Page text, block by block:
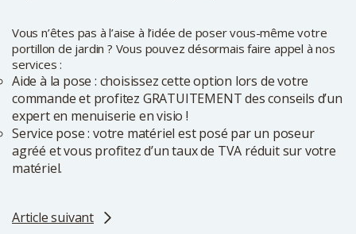
Vous n’êtes pas à l’aise à l’idée de poser vous-même votre
portillon de jardin ? Vous pouvez désormais faire appel à nos
services :
Aide à la pose : choisissez cette option lors de votre
commande et profitez GRATUITEMENT des conseils d’un
expert en menuiserie en visio !
Service pose : votre matériel est posé par un poseur
agréé et vous profitez d’un taux de TVA réduit sur votre
matériel.
Article suivant